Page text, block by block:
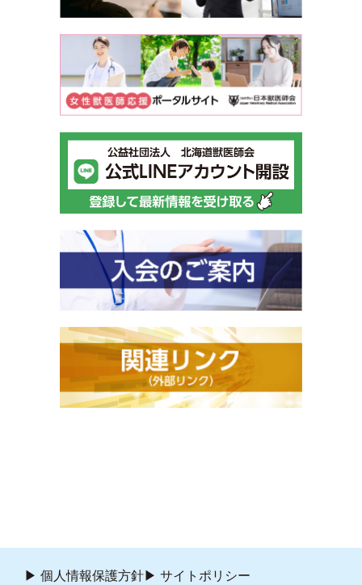
個人情報保護方針 サイトポリシー